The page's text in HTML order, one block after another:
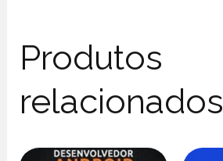
Produtos
relacionados